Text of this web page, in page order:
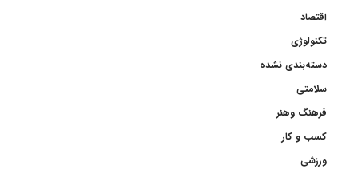
اقتصاد
تکنولوژی
دسته‌بندی نشده
سلامتی
فرهنگ وهنر
کسب و کار
ورزشی